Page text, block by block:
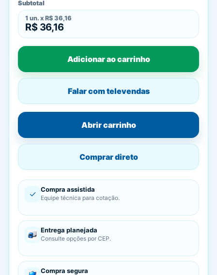
Subtotal
1 un. x R$ 36,16
R$ 36,16
Adicionar ao carrinho
Falar com televendas
Abrir carrinho
Comprar direto
✓ Compra assistida
Equipe técnica para cotação.
Entrega planejada
Consulte opções por CEP.
Compra segura